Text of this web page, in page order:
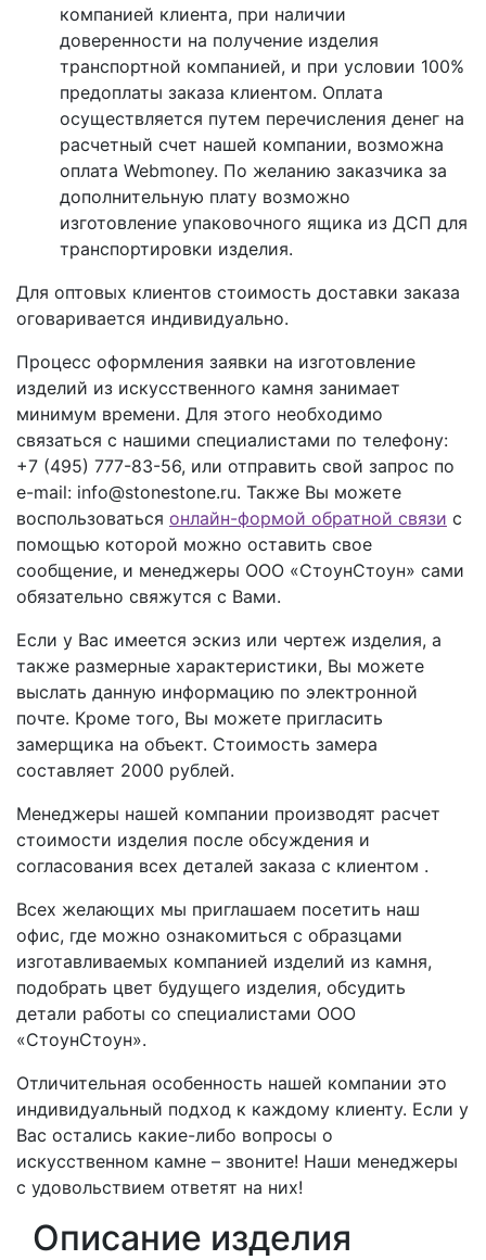
компанией клиента, при наличии
доверенности на получение изделия
транспортной компанией, и при условии 100%
предоплаты заказа клиентом. Оплата
осуществляется путем перечисления денег на
расчетный счет нашей компании, возможна
оплата Webmoney. По желанию заказчика за
дополнительную плату возможно
изготовление упаковочного ящика из ДСП для
транспортировки изделия.
Для оптовых клиентов стоимость доставки заказа
оговаривается индивидуально.
Процесс оформления заявки на изготовление
изделий из искусственного камня занимает
минимум времени. Для этого необходимо
связаться с нашими специалистами по телефону:
+7 (495) 777-83-56, или отправить свой запрос по
e-mail: info@stonestone.ru. Также Вы можете
воспользоваться онлайн-формой обратной связи с
помощью которой можно оставить свое
сообщение, и менеджеры ООО «СтоунСтоун» сами
обязательно свяжутся с Вами.
Если у Вас имеется эскиз или чертеж изделия, а
также размерные характеристики, Вы можете
выслать данную информацию по электронной
почте. Кроме того, Вы можете пригласить
замерщика на объект. Стоимость замера
составляет 2000 рублей.
Менеджеры нашей компании производят расчет
стоимости изделия после обсуждения и
согласования всех деталей заказа с клиентом .
Всех желающих мы приглашаем посетить наш
офис, где можно ознакомиться с образцами
изготавливаемых компанией изделий из камня,
подобрать цвет будущего изделия, обсудить
детали работы со специалистами ООО
«СтоунСтоун».
Отличительная особенность нашей компании это
индивидуальный подход к каждому клиенту. Если у
Вас остались какие-либо вопросы о
искусственном камне – звоните! Наши менеджеры
с удовольствием ответят на них!
Описание изделия